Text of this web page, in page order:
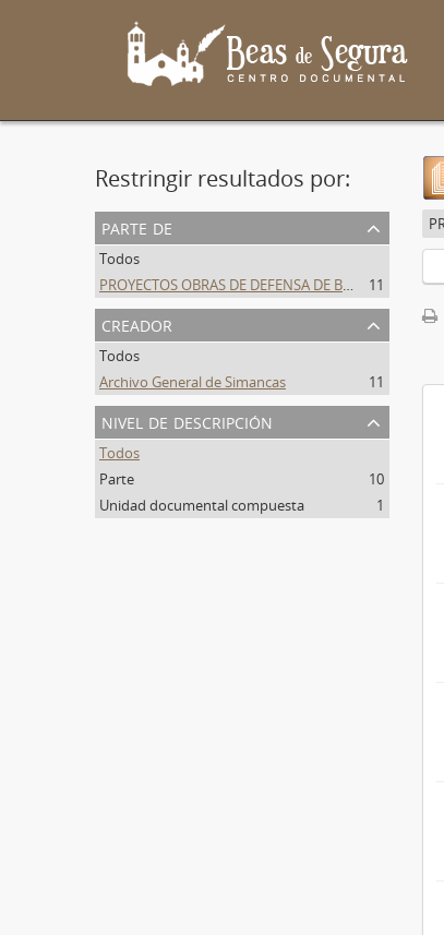
Restringir resultados por:
parte de
Todos
PROYECTOS OBRAS DE DEFENSA DE BEAS DE SEGURA
11
creador
Todos
Archivo General de Simancas
11
nivel de descripción
Todos
Parte
10
Unidad documental compuesta
1